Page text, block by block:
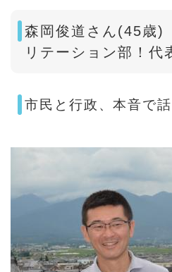
森岡俊道さん(45歳
リテーション部！代
市民と行政、本音で